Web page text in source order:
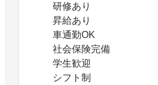
研修あり
昇給あり
車通勤OK
社会保険完備
学生歓迎
シフト制